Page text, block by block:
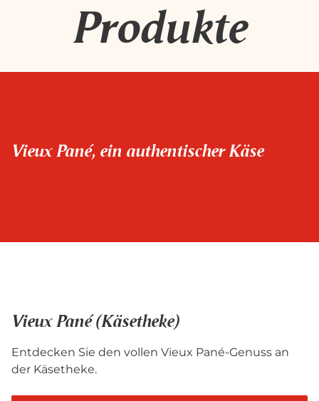
Produkte
Vieux Pané, ein authentischer Käse
Vieux Pané (Käsetheke)
Entdecken Sie den vollen Vieux Pané-Genuss an
der Käsetheke.